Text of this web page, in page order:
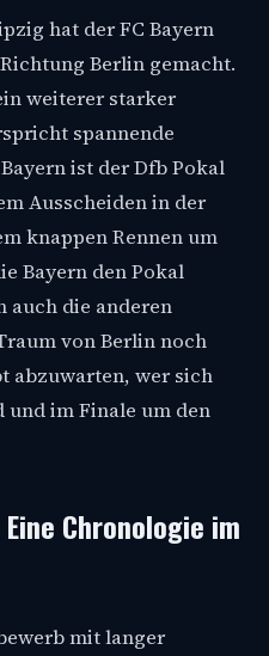
hat der FC Bayern
Berlin gemacht.
weiterer starker
spannende
ist der Dfb Pokal
Ausscheiden in der
knappen Rennen um
Bayern den Pokal
auch die anderen
von Berlin noch
abzuwarten, wer sich
und im Finale um den
Chronologie im
mit langer